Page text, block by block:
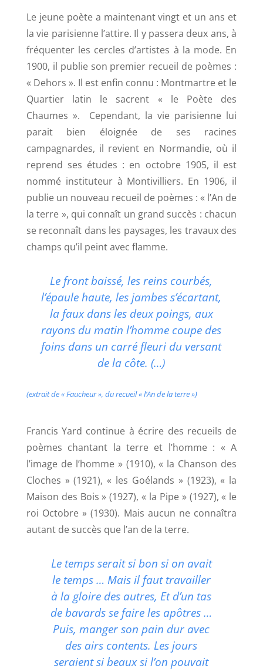
Le jeune poète a maintenant vingt et un ans et
la vie parisienne l’attire. Il y passera deux ans, à
fréquenter les cercles d’artistes à la mode. En
1900, il publie son premier recueil de poèmes :
« Dehors ». Il est enfin connu : Montmartre et le
Quartier latin le sacrent « le Poète des
Chaumes ». Cependant, la vie parisienne lui
parait bien éloignée de ses racines
campagnardes, il revient en Normandie, où il
reprend ses études : en octobre 1905, il est
nommé instituteur à Montivilliers. En 1906, il
publie un nouveau recueil de poèmes : « l’An de
la terre », qui connaît un grand succès : chacun
se reconnaît dans les paysages, les travaux des
champs qu’il peint avec flamme.
Le front baissé, les reins courbés,
l’épaule haute,les jambes s’écartant,
la faux dans les deux poings, aux
rayons du matin l’homme coupe des
foins dans un carré fleuri du versant
de la côte. (…)
(extrait de « Faucheur », du recueil « l’An de la terre »)
Francis Yard continue à écrire des recueils de
poèmes chantant la terre et l’homme : «A
l’image de l’homme» (1910), « la Chanson des
Cloches » (1921), « les Goélands » (1923),« la
Maison des Bois » (1927),« la Pipe» (1927), « le
roi Octobre » (1930). Mais aucun ne connaîtra
autant de succès que l’an de la terre.
Le temps serait si bon si on avait
le temps … Mais il faut travailler
à la gloire des autres, Et d’un tas
de bavards se faire les apôtres …
Puis, manger son pain dur avec
des airs contents. Les jours
seraient si beaux si l’on pouvait